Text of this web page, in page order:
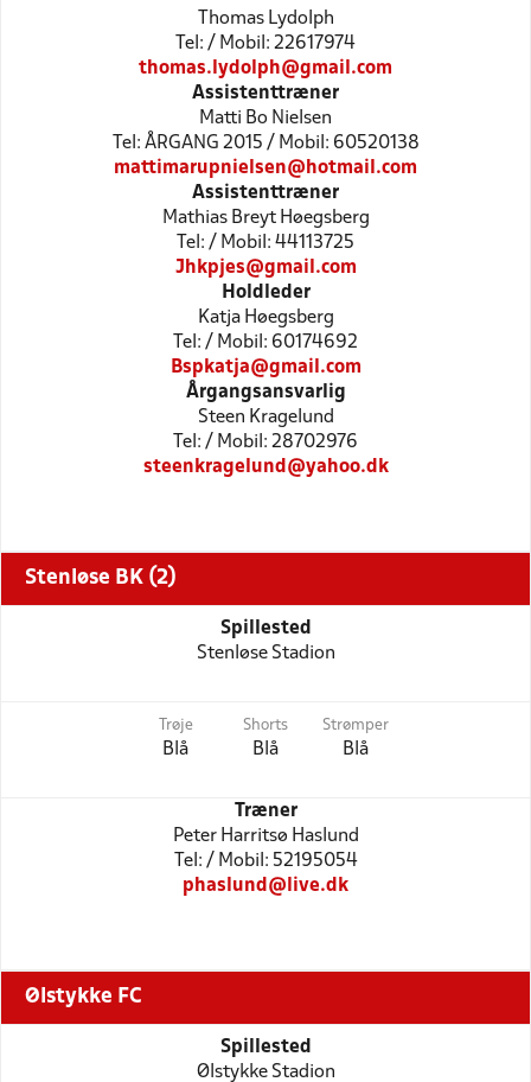
Thomas Lydolph
Tel: / Mobil: 22617974
thomas.lydolph@gmail.com
Assistenttræner
Matti Bo Nielsen
Tel: ÅRGANG 2015 / Mobil: 60520138
mattimarupnielsen@hotmail.com
Assistenttræner
Mathias Breyt Høegsberg
Tel: / Mobil: 44113725
Jhkpjes@gmail.com
Holdleder
Katja Høegsberg
Tel: / Mobil: 60174692
Bspkatja@gmail.com
Årgangsansvarlig
Steen Kragelund
Tel: / Mobil: 28702976
steenkragelund@yahoo.dk
Stenløse BK (2)
Spillested
Stenløse Stadion
Trøje
Blå
Shorts
Blå
Strømper
Blå
Træner
Peter Harritsø Haslund
Tel: / Mobil: 52195054
phaslund@live.dk
Ølstykke FC
Spillested
Ølstykke Stadion